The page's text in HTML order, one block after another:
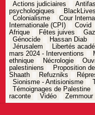
Actions judiciaires
psychologiques
Colonialisme
Cour
Internationale (CPI)
Covid
Afrique
Fêtes juives
Génocide
Hassan Diab
Jérusalem
Libertés
mars 2024 - Interventions
ethnique
Nécrologie
palestiniens
Proposition
Shaath
Refuzniks
Sionisme - Antisionisme
Témoignages de Palestine
raconte
Vidéo Zemmour
Navigation